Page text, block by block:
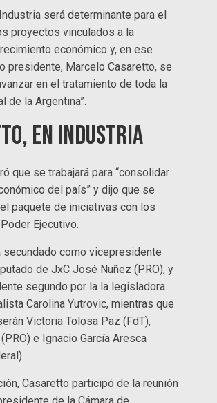
será determinante para el
proyectos vinculados a la
económico y, en ese
presidente, Marcelo Casaretto, se
en el tratamiento de toda la
de la Argentina”.
en Industria
que se trabajará para “consolidar
del país” y dijo que se
paquete de iniciativas con los
Ejecutivo.
secundado como vicepresidente
de JxC José Nuñez (PRO), y
segundo por la la legisladora
Carolina Yutrovic, mientras que
Victoria Tolosa Paz (FdT),
e Ignacio García Aresca
Casaretto participó de la reunión
de la Cámara de